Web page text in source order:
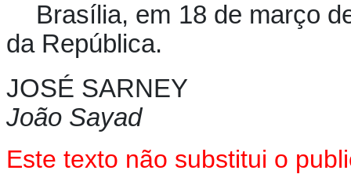
Brasília, em 18 de março
da República.
JOSÉ SARNEY
João Sayad
Este texto não substitui o